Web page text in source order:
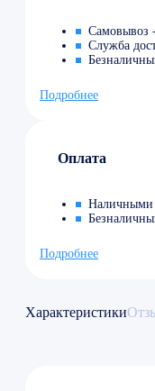
Служба
Подробнее
Оплата
Наличными
Подробнее
Характеристики